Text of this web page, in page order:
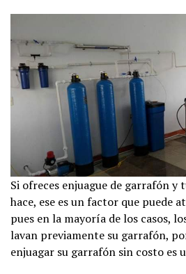
Si ofreces enjuague de garrafón y
hace, ese es un factor que puede
pues en la mayoría de los casos,
lavan previamente su garrafón,
enjuagar su garrafón sin costo es